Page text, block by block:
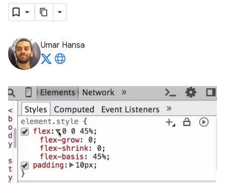
Umar Hansa